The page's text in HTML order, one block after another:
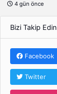
4 gün önce
Bizi Takip Edin
Facebook
Twitter